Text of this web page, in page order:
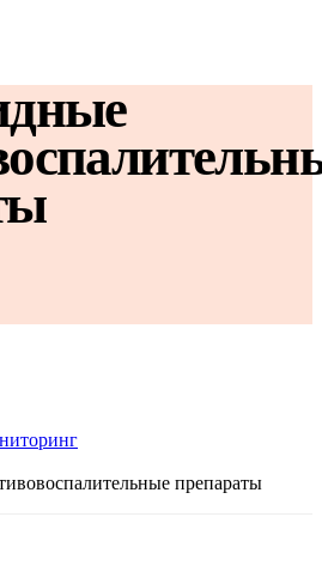
препараты